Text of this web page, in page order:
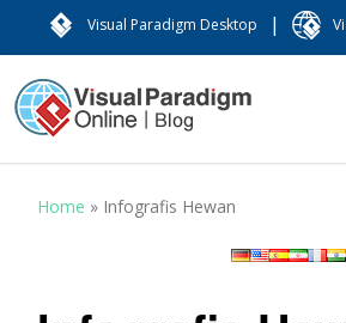
Visual Paradigm Desktop |
Home » Infografis Hewan